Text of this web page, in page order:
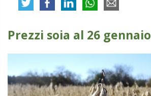
Prezzi soia al 26 gennaio